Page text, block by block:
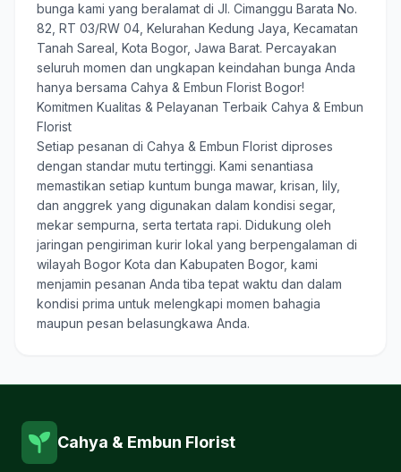
bunga kami yang beralamat di Jl. Cimanggu Barata No.
82, RT 03/RW 04, Kelurahan Kedung Jaya, Kecamatan
Tanah Sareal, Kota Bogor, Jawa Barat. Percayakan
seluruh momen dan ungkapan keindahan bunga Anda
hanya bersama Cahya & Embun Florist Bogor!
Komitmen Kualitas & Pelayanan Terbaik Cahya & Embun
Florist
Setiap pesanan di Cahya & Embun Florist diproses
dengan standar mutu tertinggi. Kami senantiasa
memastikan setiap kuntum bunga mawar, krisan, lily,
dan anggrek yang digunakan dalam kondisi segar,
mekar sempurna, serta tertata rapi. Didukung oleh
jaringan pengiriman kurir lokal yang berpengalaman di
wilayah Bogor Kota dan Kabupaten Bogor, kami
menjamin pesanan Anda tiba tepat waktu dan dalam
kondisi prima untuk melengkapi momen bahagia
maupun pesan belasungkawa Anda.
Cahya & Embun Florist